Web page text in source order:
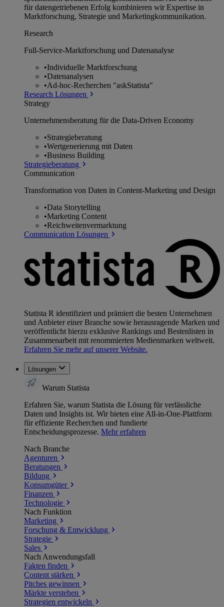
für datengetriebenen Erfolg kombinieren wir Expertise in
Marktforschung, Strategie und Marketingkommunikation.
Research
Full-Service-Marktforschung und Datenanalyse
•Individuelle Marktforschung
•Datenanalysen
•Ad-hoc-Recherchen "askStatista"
Research Lösungen
Strategy
Unternehmens­beratung für die Data-Driven Economy
•Strategieberatung
•Wertgenerierung mit Daten
•Business Building
Strategieberatung
Communication
Transformation von Daten in Content-Marketing und Design
•Data Storytelling
•Marketing Content
•Reichweitenvermarktung
Communication Lösungen
Statista R identifiziert und prämiert die besten Unternehmen
und Anbieter einer Branche sowie herausragende Marken und
veröffentlicht hierzu exklusive Rankings und Bestenlisten in
Zusammenarbeit mit renommierten Medienmarken weltweit.
Erfahren Sie mehr auf unserer Website.
Lösungen
Warum Statista
Erfahren Sie, warum Statista die Lösung für verlässliche
Daten und Insights ist. Wir bieten eine All-in-One-Plattform
für effiziente Recherchen und fundierte
Entscheidungsprozesse. Mehr erfahren
Nach Branche
Agenturen
Beratungen
Bildung
Konsumgüter
Finanzen
Technologie
Nach Funktion
Marketing
Forschung & Entwicklung
Strategie
Sales
Nach Anwendungsfall
Fakten finden
Content stärken
Pitches gewinnen
Märkte verstehen
Strategien entwickeln